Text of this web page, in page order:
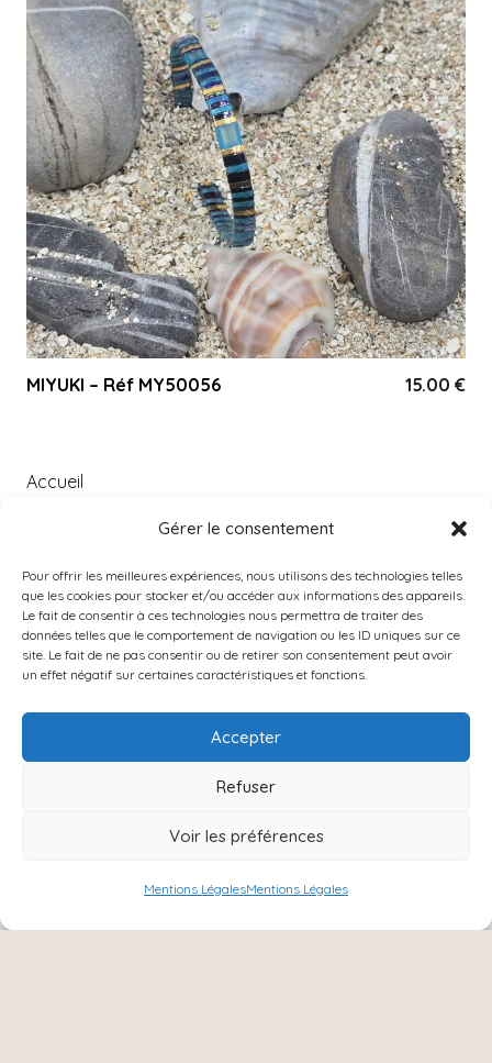
Gérer le consentement
Pour offrir les meilleures expériences, nous utilisons des technologies telles
que les cookies pour stocker et/ou accéder aux informations des appareils.
Le fait de consentir à ces technologies nous permettra de traiter des
données telles que le comportement de navigation ou les ID uniques sur ce
site. Le fait de ne pas consentir ou de retirer son consentement peut avoir
un effet négatif sur certaines caractéristiques et fonctions.
Accepter
Refuser
Voir les préférences
Mentions LégalesMentions Légales
MIYUKI – Réf MY50056 15.00 €
Accueil
PRODUITS POPULAIRES
Instagram
Contact